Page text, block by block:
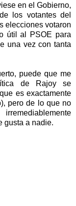
en el Gobierno,
los votantes del
elecciones votaron
útil al PSOE para
una vez con tanta
puede que me
de Rajoy se
es exactamente
pero de lo que no
gusta a nadie.